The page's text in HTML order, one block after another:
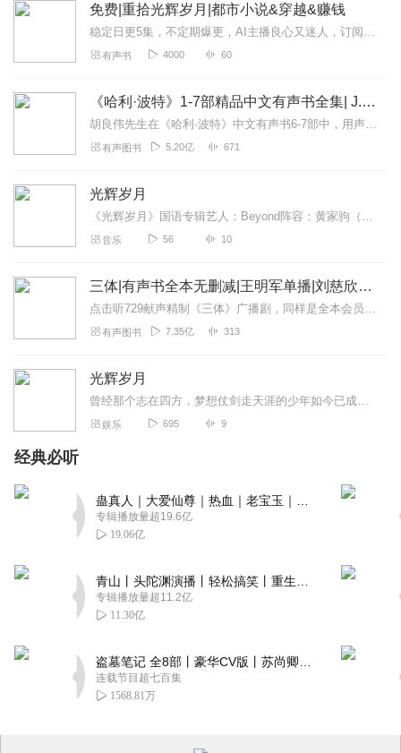
免费|重拾光辉岁月|都市小说&穿越&赚钱
稳定日更5集，不定期爆更，AI主播良心又迷人，订阅追更不迷路！【内容简介】深受黑帮电影影响，乡村叛逆少年误入歧途，白白浪费了半世光阴。一场交通意外，...
有声书 4000 60
《哈利·波特》1-7部精品中文有声书全集| J.K.罗琳原著，光合积木演播
胡良伟先生在《哈利·波特》中文有声书6-7部中，用声音带领着大家继续魔法之旅。为保证作品的一致性，给大家带来完整的魔法体验，我们与版权方PottermoreP...
有声图书 5.20亿 671
光辉岁月
《光辉岁月》国语专辑艺人：Beyond阵容：黄家驹（节奏吉他、和声）、黄贯中（主音吉他、主唱多首）、黄家强（贝斯、和声）、叶世荣（鼓、和声）语种：国语（普通话）...
音乐 56 10
三体|有声书全本无删减|王明军单播|刘慈欣原著
点击听729献声精制《三体》广播剧，同样是全本会员免费畅听，快来感受声音大戏的魅力！【购买须知】1、本作品部分集数为免费试听。2、版权归原作者所有，严禁翻录成任...
有声图书 7.35亿 313
光辉岁月
曾经那个志在四方，梦想仗剑走天涯的少年如今已成为老男孩，因为有你们，所以时光不会老，我们不会散。
娱乐 695 9
经典必听
专辑播放量超19.6亿
19.06亿
专辑播放量超11.2亿
11.30亿
连载节目超七百集
1568.81万